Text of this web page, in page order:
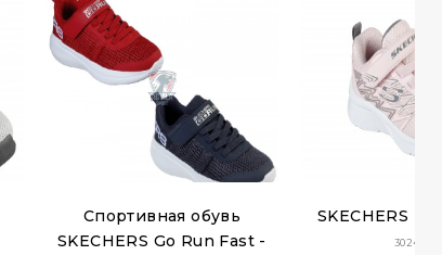
Спортивная обувь
SKECHERS Go Run Fast -
SKECHERS
302468N